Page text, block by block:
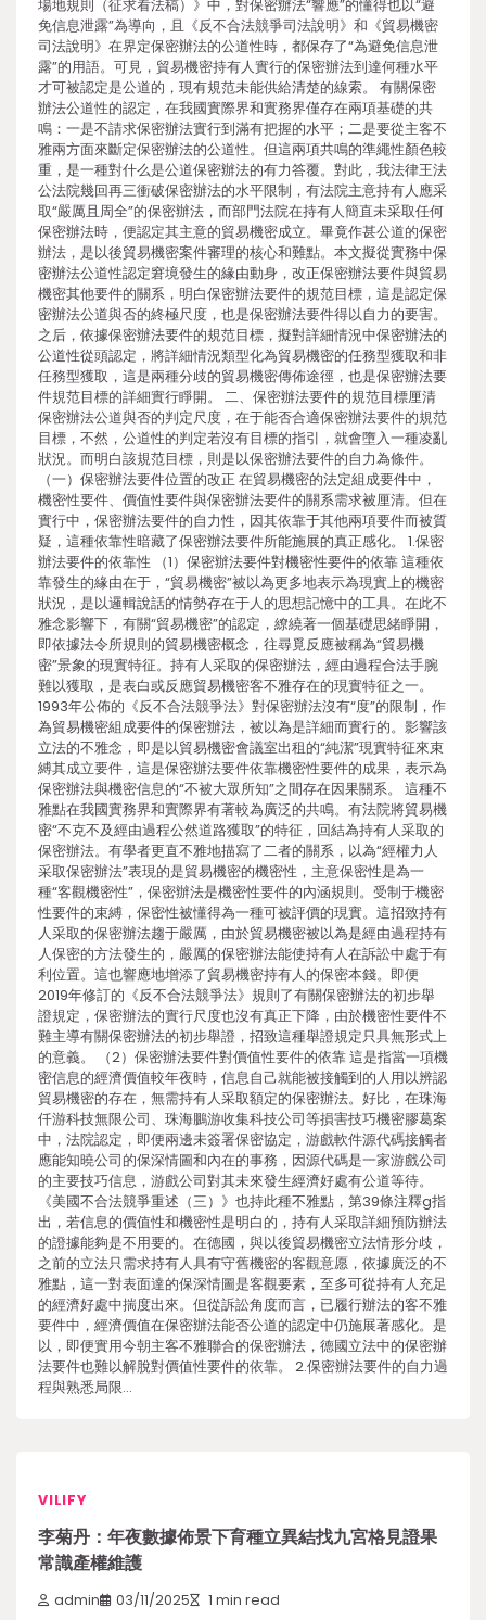
場地規則（征求看法稿）》中，對保密辦法“響應”的懂得也以“避
免信息泄露”為導向，且《反不合法競爭司法說明》和《貿易機密
司法說明》在界定保密辦法的公道性時，都保存了“為避免信息泄
露”的用語。可見，貿易機密持有人實行的保密辦法到達何種水平
才可被認定是公道的，現有規范未能供給清楚的線索。 有關保密
辦法公道性的認定，在我國實際界和實務界僅存在兩項基礎的共
鳴：一是不請求保密辦法實行到滿有把握的水平；二是要從主客不
雅兩方面來斷定保密辦法的公道性。但這兩項共鳴的準繩性顏色較
重，是一種對什么是公道保密辦法的有力答覆。對此，我法律王法
公法院幾回再三衝破保密辦法的水平限制，有法院主意持有人應采
取“嚴厲且周全”的保密辦法，而部門法院在持有人簡直未采取任何
保密辦法時，便認定其主意的貿易機密成立。畢竟作甚公道的保密
辦法，是以後貿易機密案件審理的核心和難點。本文擬從實務中保
密辦法公道性認定窘境發生的緣由動身，改正保密辦法要件與貿易
機密其他要件的關系，明白保密辦法要件的規范目標，這是認定保
密辦法公道與否的終極尺度，也是保密辦法要件得以自力的要害。
之后，依據保密辦法要件的規范目標，擬對詳細情況中保密辦法的
公道性從頭認定，將詳細情況類型化為貿易機密的任務型獲取和非
任務型獲取，這是兩種分歧的貿易機密傳佈途徑，也是保密辦法要
件規范目標的詳細實行睜開。 二、保密辦法要件的規范目標厘清
保密辦法公道與否的判定尺度，在于能否合適保密辦法要件的規范
目標，不然，公道性的判定若沒有目標的指引，就會墮入一種凌亂
狀況。而明白該規范目標，則是以保密辦法要件的自力為條件。
（一）保密辦法要件位置的改正 在貿易機密的法定組成要件中，
機密性要件、價值性要件與保密辦法要件的關系需求被厘清。但在
實行中，保密辦法要件的自力性，因其依靠于其他兩項要件而被質
疑，這種依靠性暗藏了保密辦法要件所能施展的真正感化。 1.保密
辦法要件的依靠性 （1）保密辦法要件對機密性要件的依靠 這種依
靠發生的緣由在于，“貿易機密”被以為更多地表示為現實上的機密
狀況，是以邏輯說話的情勢存在于人的思想記憶中的工具。在此不
雅念影響下，有關“貿易機密”的認定，繚繞著一個基礎思緒睜開，
即依據法令所規則的貿易機密概念，往尋覓反應被稱為“貿易機
密”景象的現實特征。持有人采取的保密辦法，經由過程合法手腕
難以獲取，是表白或反應貿易機密客不雅存在的現實特征之一。
1993年公佈的《反不合法競爭法》對保密辦法沒有“度”的限制，作
為貿易機密組成要件的保密辦法，被以為是詳細而實行的。影響該
立法的不雅念，即是以貿易機密會議室出租的“純潔”現實特征來束
縛其成立要件，這是保密辦法要件依靠機密性要件的成果，表示為
保密辦法與機密信息的“不被大眾所知”之間存在因果關系。 這種不
雅點在我國實務界和實際界有著較為廣泛的共鳴。有法院將貿易機
密“不克不及經由過程公然道路獲取”的特征，回結為持有人采取的
保密辦法。有學者更直不雅地描寫了二者的關系，以為“經權力人
采取保密辦法”表現的是貿易機密的機密性，主意保密性是為一
種“客觀機密性”，保密辦法是機密性要件的內涵規則。受制于機密
性要件的束縛，保密性被懂得為一種可被評價的現實。這招致持有
人采取的保密辦法趨于嚴厲，由於貿易機密被以為是經由過程持有
人保密的方法發生的，嚴厲的保密辦法能使持有人在訴訟中處于有
利位置。這也響應地增添了貿易機密持有人的保密本錢。即便
2019年修訂的《反不合法競爭法》規則了有關保密辦法的初步舉
證規定，保密辦法的實行尺度也沒有真正下降，由於機密性要件不
難主導有關保密辦法的初步舉證，招致這種舉證規定只具無形式上
的意義。 （2）保密辦法要件對價值性要件的依靠 這是指當一項機
密信息的經濟價值較年夜時，信息自己就能被接觸到的人用以辨認
貿易機密的存在，無需持有人采取額定的保密辦法。好比，在珠海
仟游科技無限公司、珠海鵬游收集科技公司等損害技巧機密膠葛案
中，法院認定，即便兩邊未簽署保密協定，游戲軟件源代碼接觸者
應能知曉公司的保深情圖和內在的事務，因源代碼是一家游戲公司
的主要技巧信息，游戲公司對其未來發生經濟好處有公道等待。
《美國不合法競爭重述（三）》也持此種不雅點，第39條注釋g指
出，若信息的價值性和機密性是明白的，持有人采取詳細預防辦法
的證據能夠是不用要的。在德國，與以後貿易機密立法情形分歧，
之前的立法只需求持有人具有守舊機密的客觀意愿，依據廣泛的不
雅點，這一對表面達的保深情圖是客觀要素，至多可從持有人充足
的經濟好處中揣度出來。但從訴訟角度而言，已履行辦法的客不雅
要件中，經濟價值在保密辦法能否公道的認定中仍施展著感化。是
以，即便實用今朝主客不雅聯合的保密辦法，德國立法中的保密辦
法要件也難以解脫對價值性要件的依靠。 2.保密辦法要件的自力過
程與熟悉局限…
VILIFY
李菊丹：年夜數據佈景下育種立異結找九宮格見證果
常識產權維護
admin 03/11/2025 1 min read